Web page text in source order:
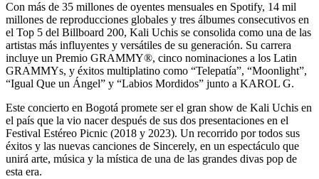
Con más de 35 millones de oyentes mensuales en Spotify, 14 mil
millones de reproducciones globales y tres álbumes consecutivos en
el Top 5 del Billboard 200, Kali Uchis se consolida como una de las
artistas más influyentes y versátiles de su generación. Su carrera
incluye un Premio GRAMMY®, cinco nominaciones a los Latin
GRAMMYs, y éxitos multiplatino como “Telepatía”, “Moonlight”,
“Igual Que un Ángel” y “Labios Mordidos” junto a KAROL G.
Este concierto en Bogotá promete ser el gran show de Kali Uchis en
el país que la vio nacer después de sus dos presentaciones en el
Festival Estéreo Picnic (2018 y 2023). Un recorrido por todos sus
éxitos y las nuevas canciones de Sincerely, en un espectáculo que
unirá arte, música y la mística de una de las grandes divas pop de
esta era.